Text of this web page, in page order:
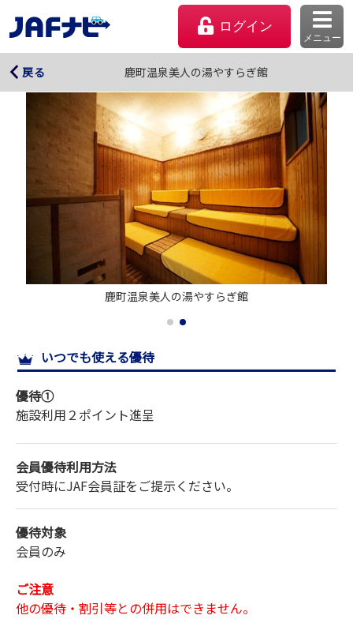
ログイン
メニュー
会員優待のご利用方法
サイトマップ
戻る 鹿町温泉美人の湯やすらぎ館
鹿町温泉美人の湯やすらぎ館
鹿町温泉美人の湯やすらぎ館
いつでも使える優待
優待①
施設利用２ポイント進呈
会員優待利用方法
受付時にJAF会員証をご提示ください。
優待対象
会員のみ
ご注意
他の優待・割引等との併用はできません。